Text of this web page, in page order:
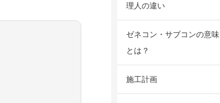
理人の違い
ゼネコン・サブコンの意味
とは？
施工計画